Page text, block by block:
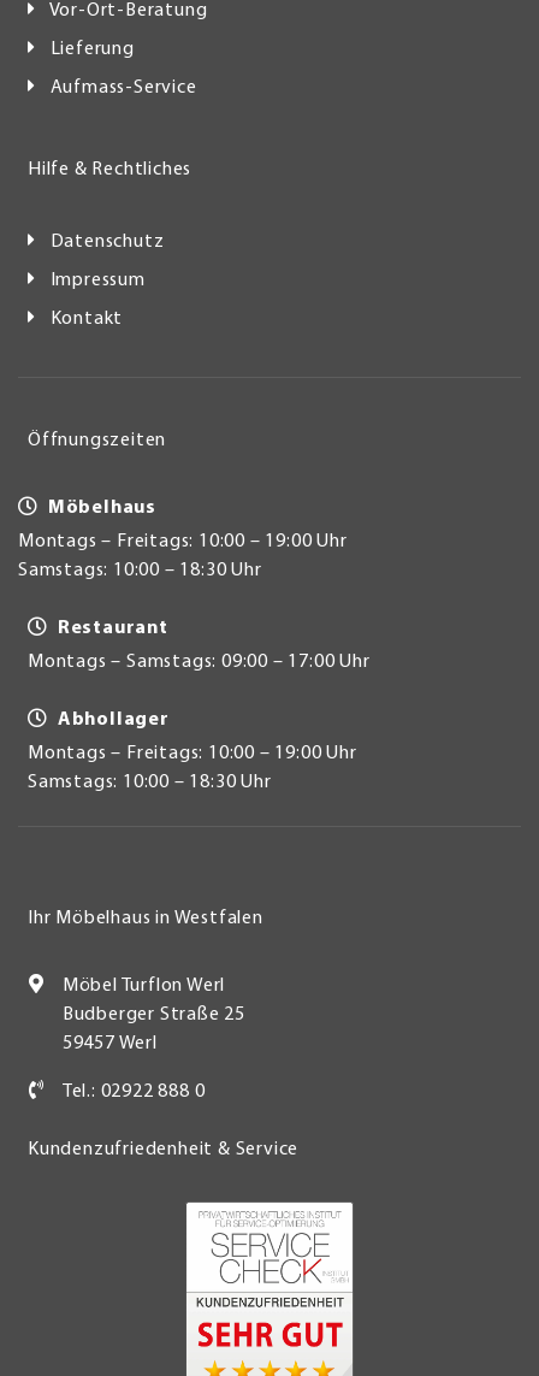
Vor-Ort-Beratung
Lieferung
Aufmass-Service
Hilfe & Rechtliches
Datenschutz
Impressum
Kontakt
Öffnungszeiten
Möbelhaus
Montags – Freitags: 10:00 – 19:00 Uhr
Samstags: 10:00 – 18:30 Uhr
Restaurant
Montags – Samstags: 09:00 – 17:00 Uhr
Abhollager
Montags – Freitags: 10:00 – 19:00 Uhr
Samstags: 10:00 – 18:30 Uhr
Ihr Möbelhaus in Westfalen
Möbel Turflon Werl
Budberger Straße 25
59457 Werl
Tel.: 02922 888 0
Kundenzufriedenheit & Service